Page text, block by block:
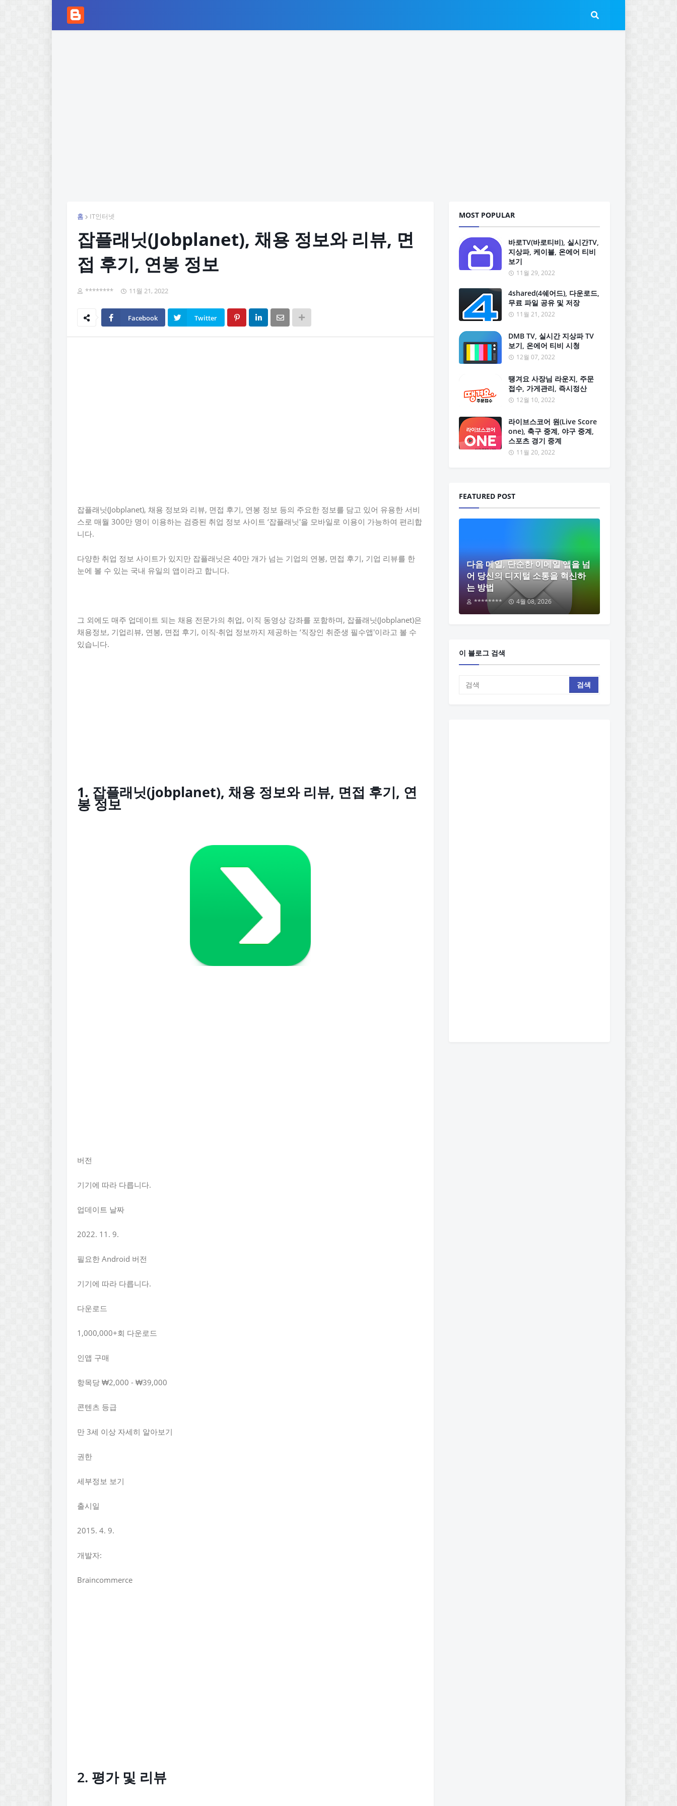
홈 IT인터넷
잡플래닛(Jobplanet), 채용 정보와 리뷰, 면
접 후기, 연봉 정보
******** 11월 21, 2022
Facebook Twitter
잡플래닛(Jobplanet), 채용 정보와 리뷰, 면접 후기, 연봉 정보 등의 주요한 정보를 담고 있어 유용한 서비
스로 매월 300만 명이 이용하는 검증된 취업 정보 사이트 ‘잡플래닛'을 모바일로 이용이 가능하여 편리합
니다.
다양한 취업 정보 사이트가 있지만 잡플래닛은 40만 개가 넘는 기업의 연봉, 면접 후기, 기업 리뷰를 한
눈에 볼 수 있는 국내 유일의 앱이라고 합니다.
그 외에도 매주 업데이트 되는 채용 전문가의 취업, 이직 동영상 강좌를 포함하며, 잡플래닛(Jobplanet)은
채용정보, 기업리뷰, 연봉, 면접 후기, 이직·취업 정보까지 제공하는 ‘직장인 취준생 필수앱'이라고 볼 수
있습니다.
1. 잡플래닛(jobplanet), 채용 정보와 리뷰, 면접 후기, 연
봉 정보
버전
기기에 따라 다릅니다.
업데이트 날짜
2022. 11. 9.
필요한 Android 버전
기기에 따라 다릅니다.
다운로드
1,000,000+회 다운로드
인앱 구매
항목당 ₩2,000 - ₩39,000
콘텐츠 등급
만 3세 이상 자세히 알아보기
권한
세부정보 보기
출시일
2015. 4. 9.
개발자:
Braincommerce
2. 평가 및 리뷰
MOST POPULAR
바로TV(바로티비), 실시간TV,
지상파, 케이블, 온에어 티비
보기
11월 29, 2022
4shared(4쉐어드), 다운로드,
무료 파일 공유 및 저장
11월 21, 2022
DMB TV, 실시간 지상파 TV
보기, 온에어 티비 시청
12월 07, 2022
땡겨요 사장님 라운지, 주문
접수, 가게관리, 즉시정산
12월 10, 2022
라이브스코어 원(Live Score
one), 축구 중계, 야구 중계,
스포츠 경기 중계
11월 20, 2022
FEATURED POST
다음 메일, 단순한 이메일 앱을 넘
어 당신의 디지털 소통을 혁신하
는 방법
******** 4월 08, 2026
이 블로그 검색